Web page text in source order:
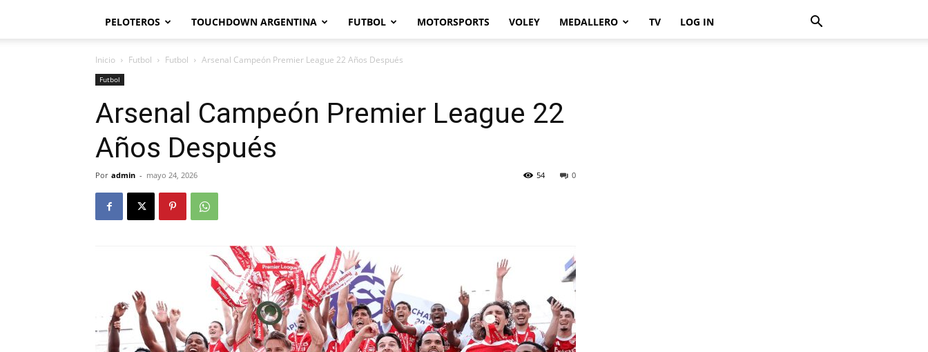
PELOTEROS TOUCHDOWN ARGENTINA FUTBOL MOTORSPORTS VOLEY MEDALLERO TV LOG IN
Inicio Futbol Futbol Arsenal Campeón Premier League 22 Años Después
Futbol
Arsenal Campeón Premier League 22
Años Después
Por admin - mayo 24, 2026 0
54